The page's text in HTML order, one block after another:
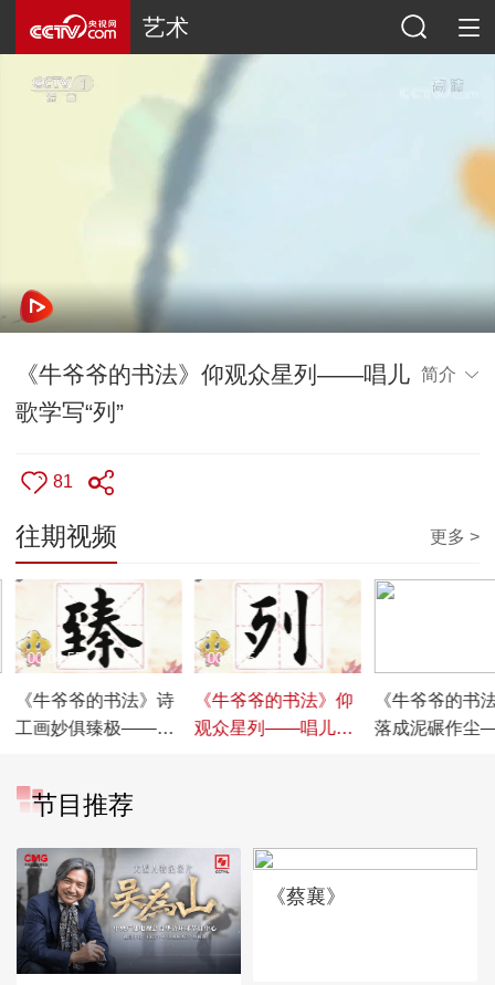
艺术
《牛爷爷的书法》仰观众星列——唱儿
歌学写“列”
简介
81
往期视频 更多 >
《牛爷爷的书法》诗
工画妙俱臻极——唱
00:04:55
《牛爷爷的书法》仰
观众星列——唱儿歌
00:04:54
《牛爷爷的书
落成泥碾作
节目推荐
《蔡襄》